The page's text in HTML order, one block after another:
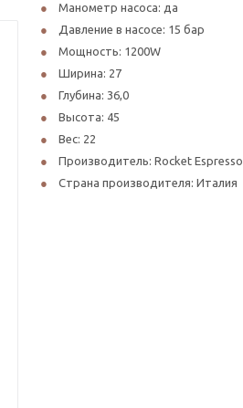
Манометр насоса: да
Давление в насосе: 15 бар
Мощность: 1200W
Ширина: 27
Глубина: 36,0
Высота: 45
Вес: 22
Производитель: Rocket Espresso
Страна производителя: Италия